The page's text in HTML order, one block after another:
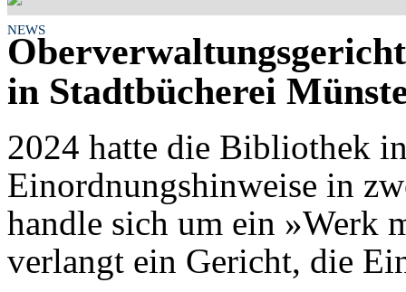
NEWS
in Stadtbücherei
2024 hatte die Bibliothek
Einordnungshinweise in
handle sich um ein »Werk
verlangt ein Gericht, die